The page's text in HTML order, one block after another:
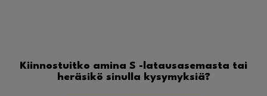
Kiinnostuitko amina S -latausasemasta tai
heräsikö sinulla kysymyksiä?